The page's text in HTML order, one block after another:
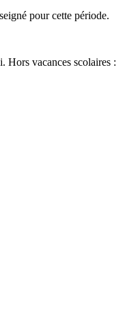
pour cette période.
Hors vacances scolaires :